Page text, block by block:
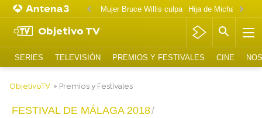
Mujer Bruce Willis culpa
Objetivo TV
SERIES TELEVISIÓN PREMIOS Y FESTIVALES CINE
ObjetivoTV » Premios y Festivales
FESTIVAL DE MÁLAGA 2018